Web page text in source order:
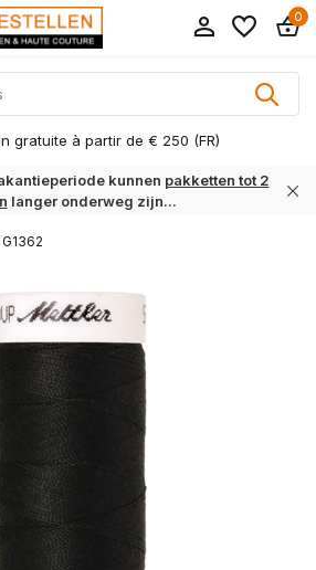
0
gratuite à partir de € 250 (FR)
kunnen pakketten tot 2
langer onderweg zijn...